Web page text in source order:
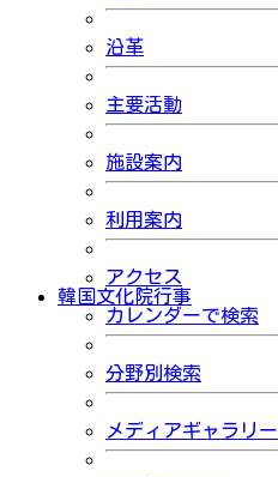
沿革
主要活動
施設案内
利用案内
アクセス
韓国文化院行事
カレンダーで検索
分野別検索
メディアギャラリー